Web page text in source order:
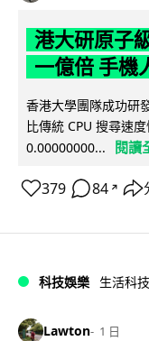
港大研原子
一億倍 手機
香港大學團隊成功研
比傳統 CPU 搜尋速
0.00000000...
閱讀
379 84 ↗
科技娛樂 生活科技
Lawton 1 日